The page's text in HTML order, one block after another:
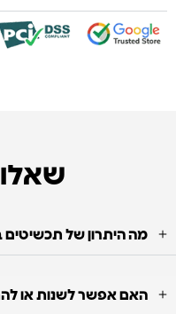
מה היתרון של תכשיטים
האם אפשר לשנות או